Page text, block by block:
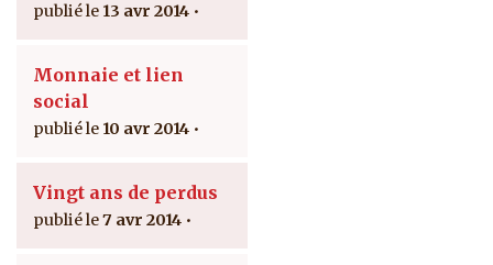
13 avr 2014
Monnaie et lien
social
10 avr 2014
Vingt ans de perdus
7 avr 2014